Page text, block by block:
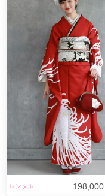
レンタル 198,000